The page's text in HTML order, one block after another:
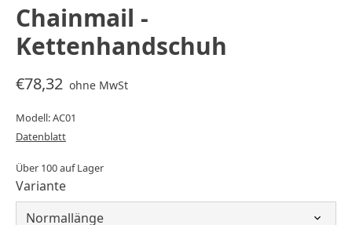
Chainmail -
Kettenhandschuh
€78,32 ohne MwSt
Modell: AC01
Datenblatt
Über 100 auf Lager
Variante